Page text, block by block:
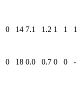
0 14 7.1 1.2 1 1
0 18 0.0 0.7 0 0
-